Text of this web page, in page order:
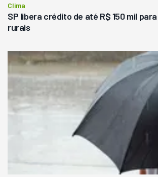
Clima
SP libera crédito de até R$ 150 mil
rurais